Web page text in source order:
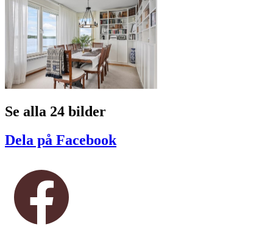
Se alla 24 bilder
Dela på Facebook